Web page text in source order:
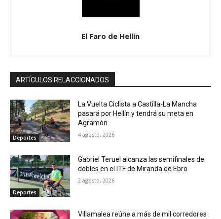
El Faro de Hellín
ARTÍCULOS RELACCIONADOS
Deportes
La Vuelta Ciclista a Castilla-La Mancha
pasará por Hellín y tendrá su meta en
Agramón
4 agosto, 2026
Deportes
Gabriel Teruel alcanza las semifinales de
dobles en el ITF de Miranda de Ebro
2 agosto, 2026
Villamalea reúne a más de mil corredores